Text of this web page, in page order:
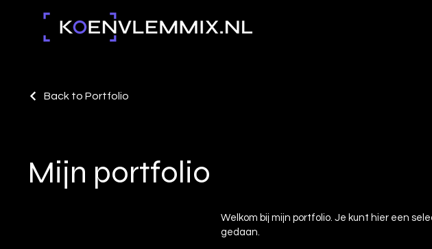
Back to Portfolio
Mijn portfolio
Welkom bij mijn portfolio. Je kunt hier een
gedaan.